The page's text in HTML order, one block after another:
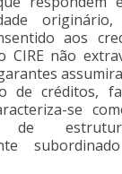
aos
CIRE não
de créditos,
se
de